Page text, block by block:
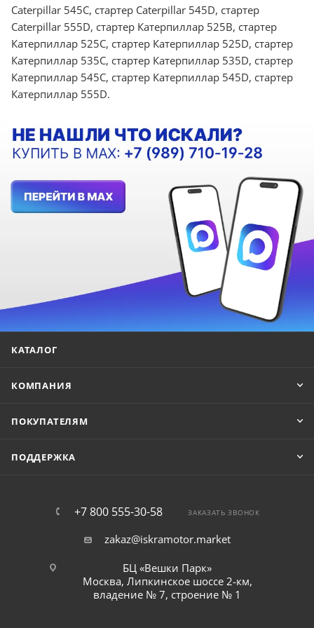
Caterpillar 545C, стартер Caterpillar 545D, стартер
Caterpillar 555D, стартер Катерпиллар 525B, стартер
Катерпиллар 525C, стартер Катерпиллар 525D, стартер
Катерпиллар 535C, стартер Катерпиллар 535D, стартер
Катерпиллар 545C, стартер Катерпиллар 545D, стартер
Катерпиллар 555D.
КАТАЛОГ
КОМПАНИЯ
ПОКУПАТЕЛЯМ
ПОДДЕРЖКА
+7 800 555-30-58 ЗАКАЗАТЬ ЗВОНОК
zakaz@iskramotor.market
БЦ «Вешки Парк»
Москва, Липкинское шоссе 2-км,
владение № 7, строение № 1